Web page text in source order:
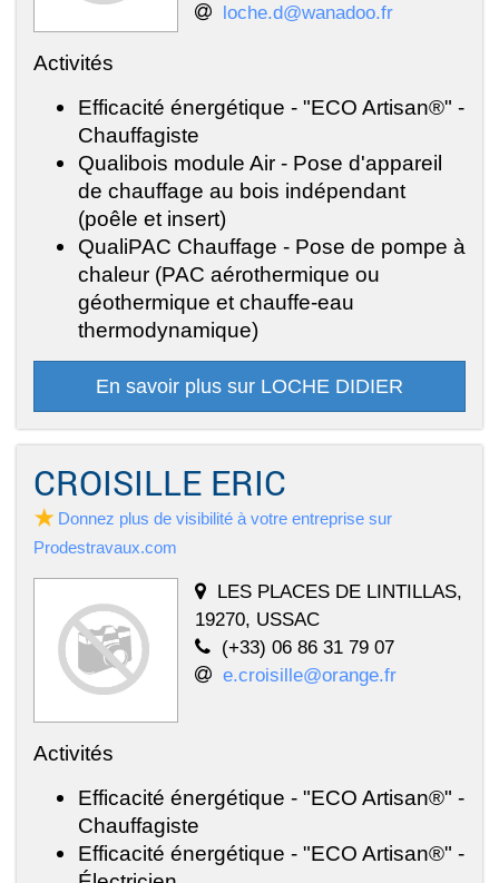
loche.d@wanadoo.fr
Activités
Efficacité énergétique - "ECO Artisan®" -
Chauffagiste
Qualibois module Air - Pose d'appareil
de chauffage au bois indépendant
(poêle et insert)
QualiPAC Chauffage - Pose de pompe à
chaleur (PAC aérothermique ou
géothermique et chauffe-eau
thermodynamique)
En savoir plus sur LOCHE DIDIER
CROISILLE ERIC
Donnez plus de visibilité à votre entreprise sur
Prodestravaux.com
LES PLACES DE LINTILLAS,
19270, USSAC
(+33) 06 86 31 79 07
e.croisille@orange.fr
Activités
Efficacité énergétique - "ECO Artisan®" -
Chauffagiste
Efficacité énergétique - "ECO Artisan®" -